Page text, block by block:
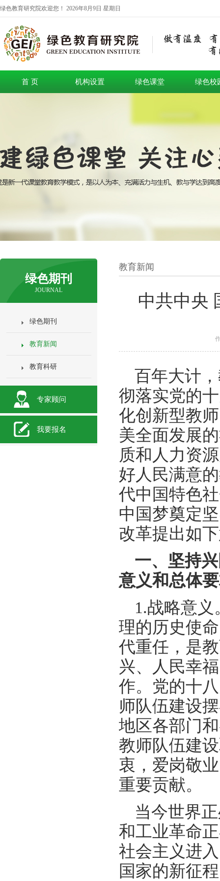
绿色教育研究院欢迎您！ 2026年8月9日 星期日
首 页 机构设置 绿色课堂 绿色校
绿色期刊
JOURNAL
绿色期刊
教育新闻
教育科研
专家顾问
我要报名
教育新闻
中共中央
百年大计
彻落实党的
化创新型教
美全面发展
质和人力资
好人民满意
代中国特色
中国梦奠定
改革提出如
一、坚持
意义和总体
1.战略意
理的历史使
代重任，是
兴、人民幸
作。党的十
师队伍建设
地区各部门
教师队伍建
衷，爱岗敬
重要贡献。
当今世界
和工业革命
社会主义进
国家的新征